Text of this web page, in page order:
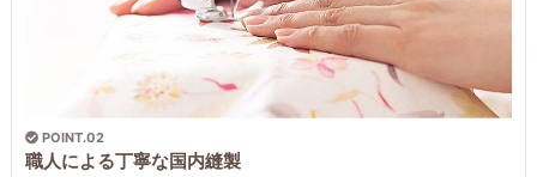
POINT.02
職人による丁寧な国内縫製